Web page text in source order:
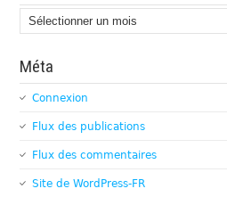
Archives
Méta
Connexion
Flux des publications
Flux des commentaires
Site de WordPress-FR